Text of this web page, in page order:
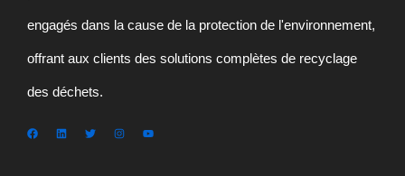
engagés dans la cause de la protection de l'environnement,
offrant aux clients des solutions complètes de recyclage
des déchets.